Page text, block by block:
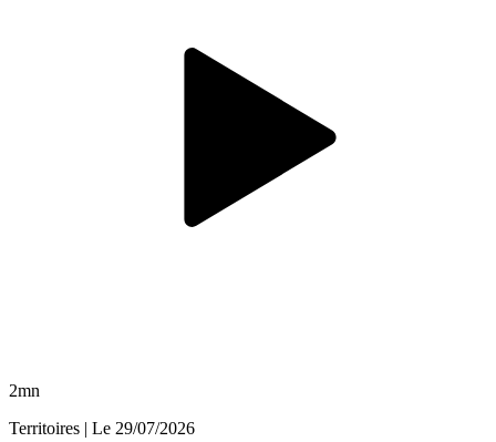
2mn
Territoires | Le 29/07/2026